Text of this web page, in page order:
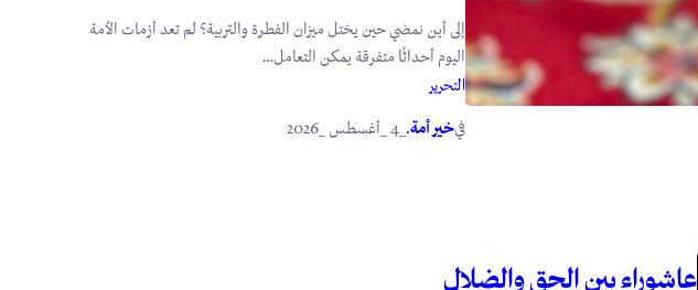
إلى أين نمضي حين يختل ميزان الفطرة والتربية؟ لم تعد أزمات الأمة
اليوم أحداثًا متفرقة يمكن التعامل…
التحرير
فيخير أمة.
عاشوراء بين الحق والضلال